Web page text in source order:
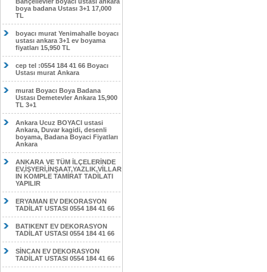
boya badana Ustası 3+1 17,000
TL
boyacı murat Yenimahalle boyacı
ustası ankara 3+1 ev boyama
fiyatları 15,950 TL
cep tel :0554 184 41 66 Boyacı
Ustası murat Ankara
murat Boyacı Boya Badana
Ustası Demetevler Ankara 15,900
TL 3+1
Ankara Ucuz BOYACI ustasi
Ankara, Duvar kagidi, desenli
boyama, Badana Boyaci Fiyatları
Ankara
ANKARA VE TÜM İLÇELERİNDE
EV,İŞYERİ,İNŞAAT,YAZLIK,VİLLAR
IN KOMPLE TAMİRAT TADİLATI
YAPILIR
ERYAMAN EV DEKORASYON
TADİLAT USTASI 0554 184 41 66
BATIKENT EV DEKORASYON
TADİLAT USTASI 0554 184 41 66
SİNCAN EV DEKORASYON
TADİLAT USTASI 0554 184 41 66